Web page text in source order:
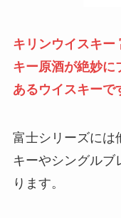
キリンウイスキー
キー原酒が絶妙に
あるウイスキーで
富士シリーズには
キーやシングルブ
ります。